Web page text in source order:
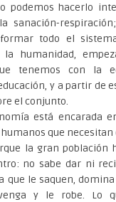
podemos hacerlo
sanación-
todo el
la humanidad,
tenemos con la
y a partir de
el conjunto.
está encarada
que necesitan
la gran población
no sabe dar ni
que le saquen,
y le robe. Lo